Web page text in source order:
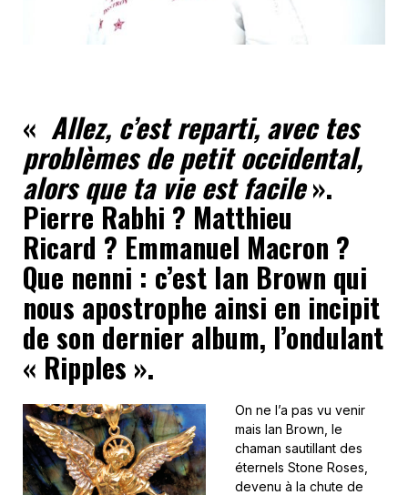
« Allez, c’est reparti, avec tes
problèmes de petit occidental,
alors que ta vie est facile».
Pierre Rabhi ? Matthieu
Ricard ? Emmanuel Macron ?
Que nenni : c’est Ian Brown qui
nous apostrophe ainsi en incipit
de son dernier album, l’ondulant
« Ripples ».
On ne l’a pas vu venir
mais Ian Brown, le
chaman sautillant des
éternels Stone Roses,
devenu à la chute de